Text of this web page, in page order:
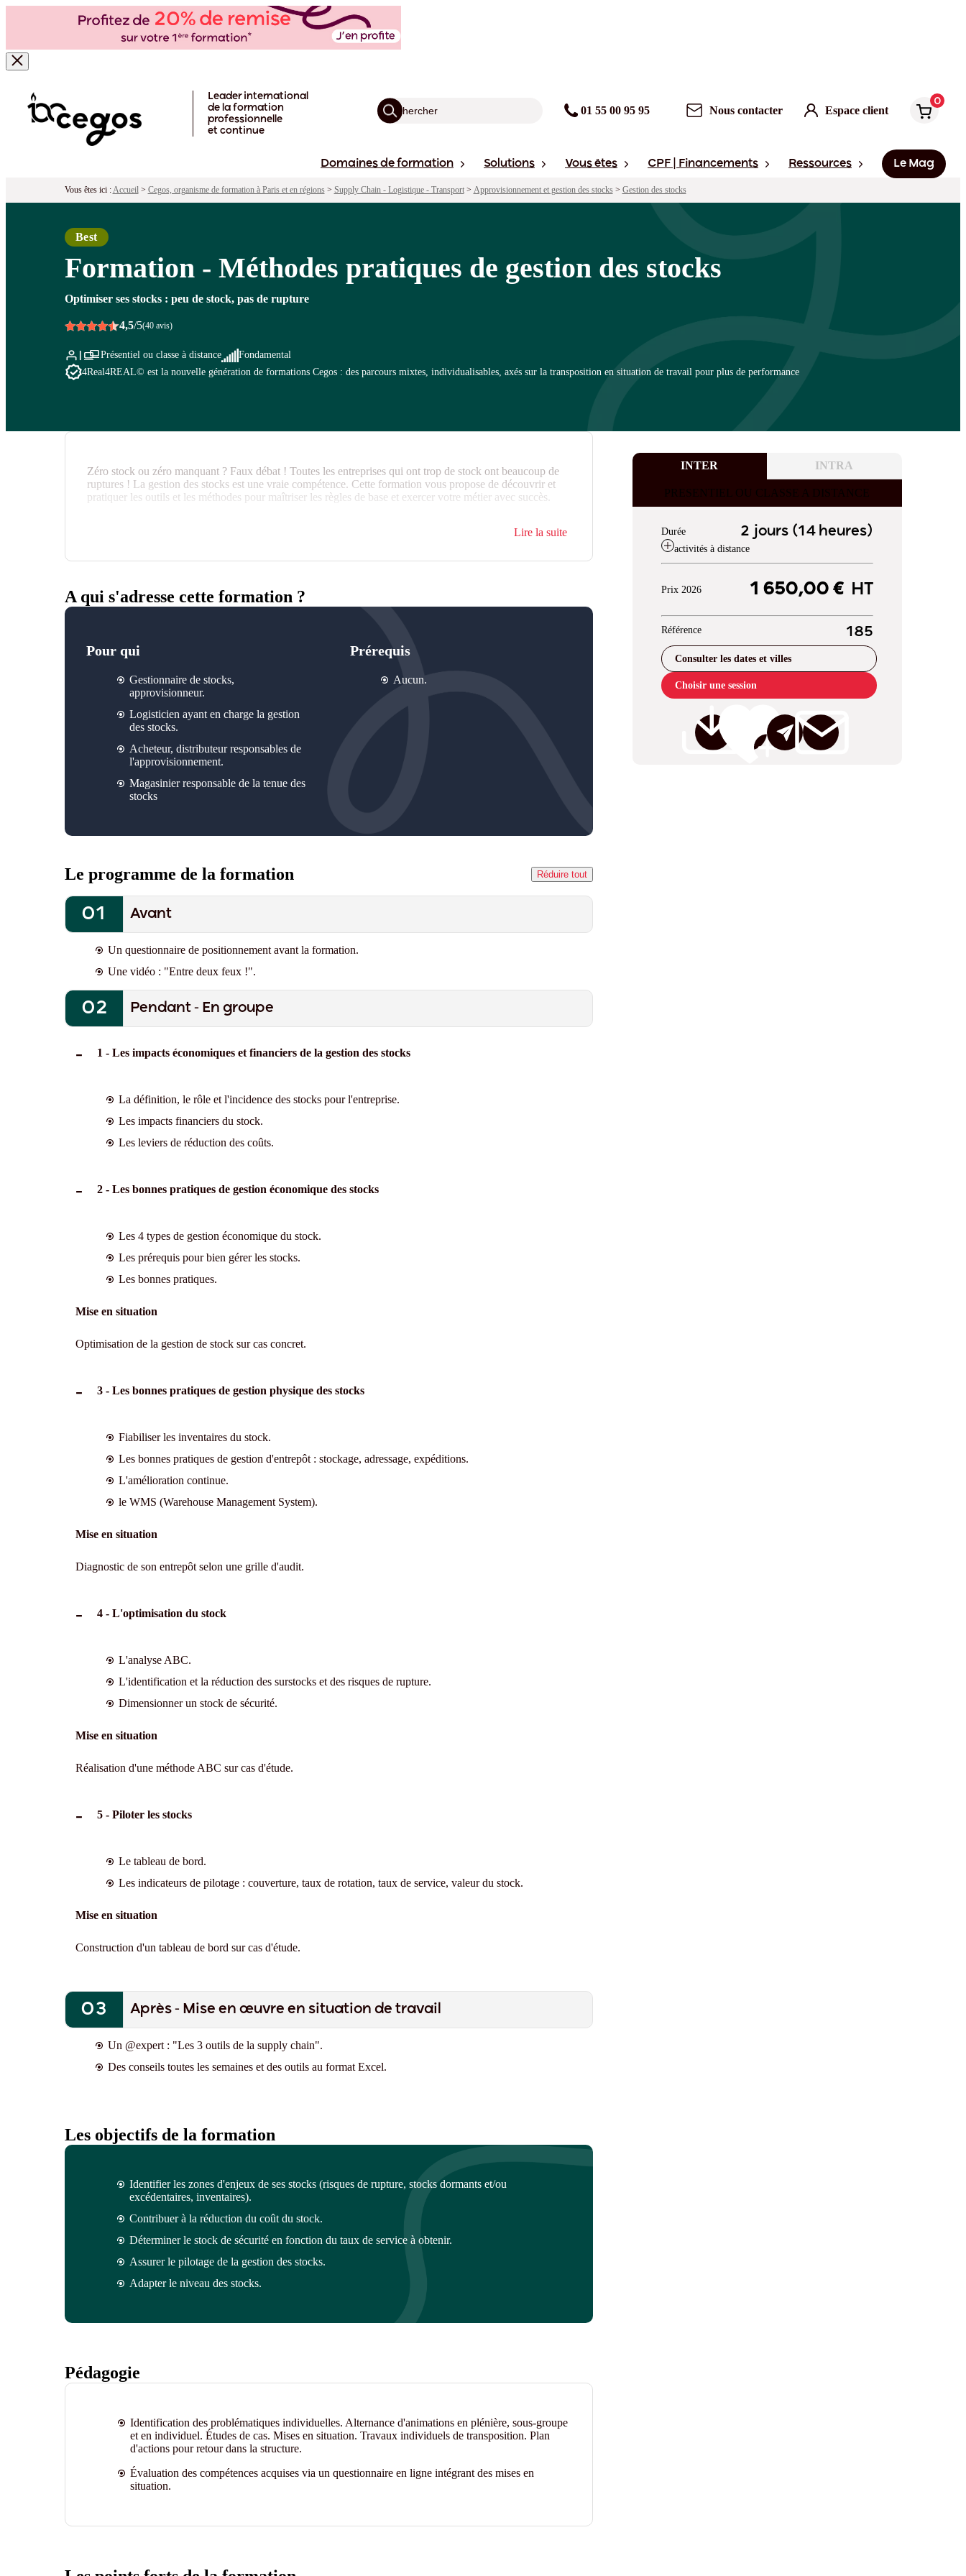
Leader international
de la formation
professionnelle
et continue
01 55 00 95 95 Nous contacter Espace client
0
Domaines de formation Solutions Vous êtes CPF | Financements Ressources Le Mag
Vous êtes ici :Accueil> Cegos, organisme de formation à Paris et en régions> Supply Chain - Logistique - Transport> Approvisionnement et gestion des stocks> Gestion des stocks
Best
Formation - Méthodes pratiques de gestion des stocks
Optimiser ses stocks : peu de stock, pas de rupture
4,5/5(40 avis)
Présentiel ou classe à distance
Fondamental
4Real4REAL© est la nouvelle génération de formations Cegos : des parcours mixtes, individualisables, axés sur la transposition en situation de travail pour plus de performance
INTER INTRA
PRESENTIEL OU CLASSE A DISTANCE
Durée 2 jours (14 heures)
activités à distance
Prix 2026 1 650,00 €HT
Référence 185
Consulter les dates et villes
Choisir une session
Zéro stock ou zéro manquant ? Faux débat ! Toutes les entreprises qui ont trop de stock ont beaucoup de
ruptures ! La gestion des stocks est une vraie compétence. Cette formation vous propose de découvrir et
pratiquer les outils et les méthodes pour maîtriser les règles de base et exercer votre métier avec succès.
Lire la suite
A qui s'adresse cette formation ?
Pour qui
Gestionnaire de stocks,
approvisionneur.
Logisticien ayant en charge la gestion
des stocks.
Acheteur, distributeur responsables de
l'approvisionnement.
Magasinier responsable de la tenue des
stocks
Prérequis
Aucun.
Le programme de la formation Réduire tout
Avant
Un questionnaire de positionnement avant la formation.
Une vidéo : "Entre deux feux !".
Pendant - En groupe
1 - Les impacts économiques et financiers de la gestion des stocks
La définition, le rôle et l'incidence des stocks pour l'entreprise.
Les impacts financiers du stock.
Les leviers de réduction des coûts.
2 - Les bonnes pratiques de gestion économique des stocks
Les 4 types de gestion économique du stock.
Les prérequis pour bien gérer les stocks.
Les bonnes pratiques.
Mise en situation
Optimisation de la gestion de stock sur cas concret.
3 - Les bonnes pratiques de gestion physique des stocks
Fiabiliser les inventaires du stock.
Les bonnes pratiques de gestion d'entrepôt : stockage, adressage, expéditions.
L'amélioration continue.
le WMS (Warehouse Management System).
Mise en situation
Diagnostic de son entrepôt selon une grille d'audit.
4 - L'optimisation du stock
L'analyse ABC.
L'identification et la réduction des surstocks et des risques de rupture.
Dimensionner un stock de sécurité.
Mise en situation
Réalisation d'une méthode ABC sur cas d'étude.
5 - Piloter les stocks
Le tableau de bord.
Les indicateurs de pilotage : couverture, taux de rotation, taux de service, valeur du stock.
Mise en situation
Construction d'un tableau de bord sur cas d'étude.
Après - Mise en œuvre en situation de travail
Un @expert : "Les 3 outils de la supply chain".
Des conseils toutes les semaines et des outils au format Excel.
Les objectifs de la formation
Identifier les zones d'enjeux de ses stocks (risques de rupture, stocks dormants et/ou
excédentaires, inventaires).
Contribuer à la réduction du coût du stock.
Déterminer le stock de sécuritéen fonction du taux de service à obtenir.
Assurer le pilotage de la gestion des stocks.
Adapter le niveau des stocks.
Pédagogie
Identification des problématiques individuelles. Alternance d'animations en plénière, sous-groupe
et en individuel. Études de cas. Mises en situation. Travaux individuels de transposition. Plan
d'actions pour retour dans la structure.
Évaluation des compétences acquises via un questionnaire en ligne intégrant des mises en
situation.
Formation - Méthodes pratiques de gestion des stocks
Pour qui ? Programme Objectifs Pédagogie Points forts